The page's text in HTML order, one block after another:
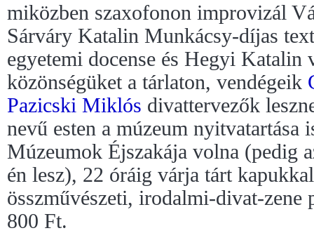
miközben szaxofonon improvizál
Sárváry Katalin Munkácsy-díjas
egyetemi docense és Hegyi Katalin
közönségüket a tárlaton, vendégeik
Pazicski Miklós divattervezők
nevű esten a múzeum nyitvatartása
Múzeumok Éjszakája volna (pedig
én lesz), 22 óráig várja tárt
összművészeti, irodalmi-divat-zene
800 Ft.